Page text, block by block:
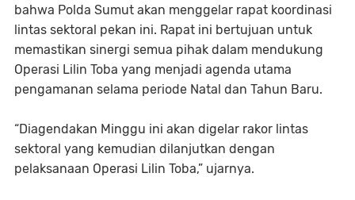
bahwa Polda Sumut akan menggelar rapat koordinasi
lintas sektoral pekan ini. Rapat ini bertujuan untuk
memastikan sinergi semua pihak dalam mendukung
Operasi Lilin Toba yang menjadi agenda utama
pengamanan selama periode Natal dan Tahun Baru.
“Diagendakan Minggu ini akan digelar rakor lintas
sektoral yang kemudian dilanjutkan dengan
pelaksanaan Operasi Lilin Toba,” ujarnya.